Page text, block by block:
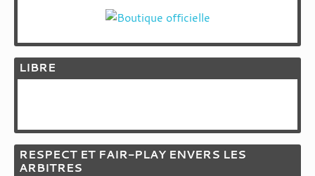
LIBRE
RESPECT ET FAIR-PLAY ENVERS LES
ARBITRES